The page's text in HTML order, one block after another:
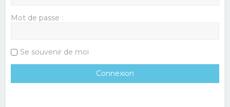
Mot de passe :
Se souvenir de moi